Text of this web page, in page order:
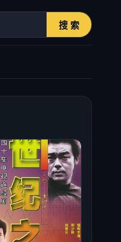
搜 索